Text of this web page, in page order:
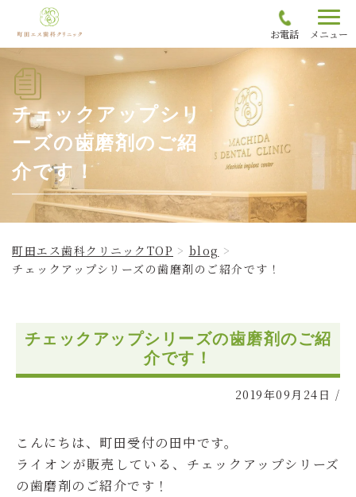
お電話 メニュー
チェックアップシリ
ーズの歯磨剤のご紹
介です！
町田エス歯科クリニックTOP
blog
チェックアップシリーズの歯磨剤のご紹介です！
チェックアップシリーズの歯磨剤のご紹
介です！
2019年09月24日 /
こんにちは、町田受付の田中です。
ライオンが販売している、チェックアップシリーズ
の歯磨剤のご紹介です！